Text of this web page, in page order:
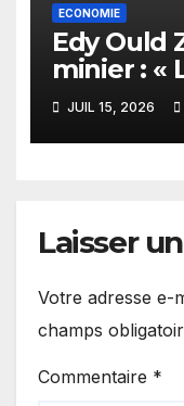
ECONOMIE
Edy Ould
minier : «
n’existe
JUIL 15, 2026
Laisser
Votre adresse e-
champs
Commentaire *